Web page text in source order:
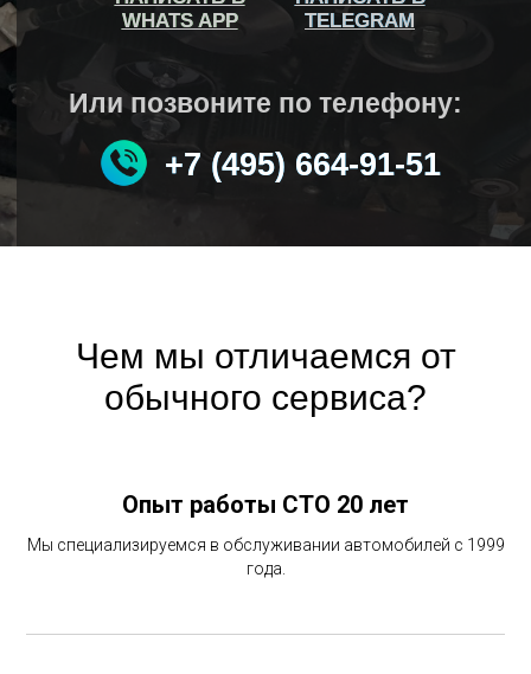
+7 (495) 664-91-51
Или позвоните по телефону:
TELEGRAM
WHATS APP
WHATS APP
TELEGRAM
+7 (495) 664-91-51
Чем мы отличаемся от
обычного сервиса?
Опыт работы СТО 20 лет
Мы специализируемся в обслуживании автомобилей с 1999
года.